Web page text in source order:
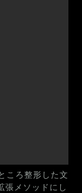
ころ整形した文
張メソッドにし